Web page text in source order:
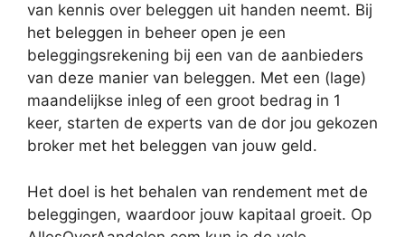
van kennis over beleggen uit handen neemt. Bij
het beleggen in beheer open je een
beleggingsrekening bij een van de aanbieders
van deze manier van beleggen. Met een (lage)
maandelijkse inleg of een groot bedrag in 1
keer, starten de experts van de dor jou gekozen
broker met het beleggen van jouw geld.
Het doel is het behalen van rendement met de
beleggingen, waardoor jouw kapitaal groeit. Op